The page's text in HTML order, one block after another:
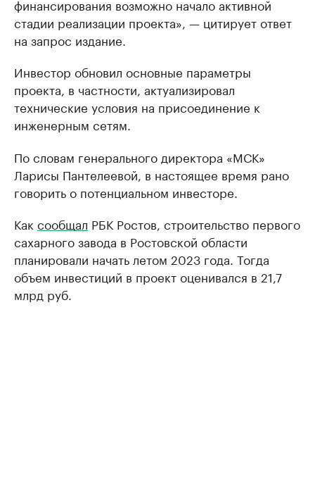
финансирования возможно начало активной
стадии реализации проекта», — цитирует ответ
на запрос издание.
Инвестор обновил основные параметры
проекта, в частности, актуализировал
технические условия на присоединение к
инженерным сетям.
По словам генерального директора «МСК»
Ларисы Пантелеевой, в настоящее время рано
говорить о потенциальном инвесторе.
Как сообщал РБК Ростов, строительство первого
сахарного завода в Ростовской области
планировали начать летом 2023 года. Тогда
объем инвестиций в проект оценивался в 21,7
млрд руб.